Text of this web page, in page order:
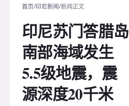
首页/印尼新闻/新闻正文
印尼苏门答腊岛
南部海域发生
5.5级地震，震
源深度20千米